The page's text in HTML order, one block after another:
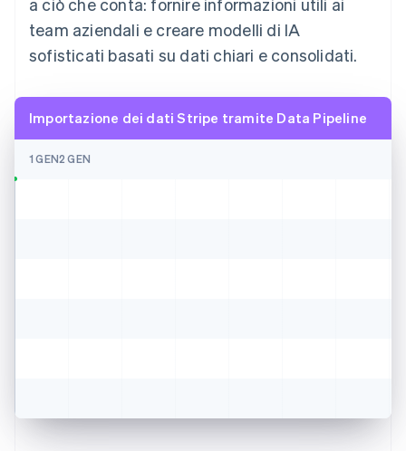
a ciò che conta: fornire informazioni utili ai
team aziendali e creare modelli di IA
sofisticati basati su dati chiari e consolidati.
Importazione dei dati Stripe tramite Data Pipeline
1 GEN2 GEN